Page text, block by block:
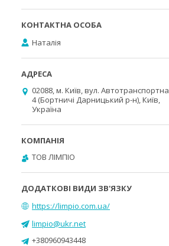
Наталія
02088, м. Київ, вул. Автотранспортна
4 (Бортничі Дарницький р-н), Київ,
Україна
ТОВ ЛІМПІО
https://limpio.com.ua/
limpio@ukr.net
+380960943448